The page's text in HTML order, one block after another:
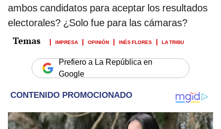
ambos candidatos para aceptar los resultados
electorales? ¿Solo fue para las cámaras?
IMPRESA OPINIÓN INÉS FLORES LA TRIBU
Prefiero a La República en
Google